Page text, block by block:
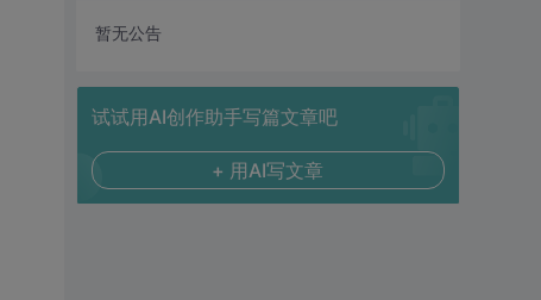
暂无公告
试试用AI创作助手写篇文章吧
+ 用AI写文章